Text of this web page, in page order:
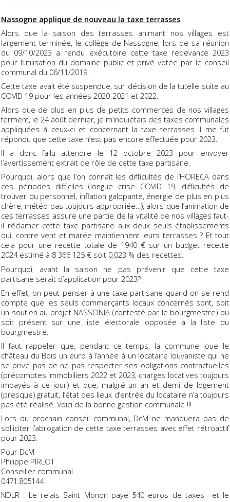
Nassogne applique de nouveau la taxe terrasses
Alors que la saison des terrasses animant nos villages est
largement terminée, le collège de Nassogne, lors de sa réunion
du 09/10/2023 a rendu exécutoire cette taxe redevance 2023
pour l’utilisation du domaine public et privé votée par le conseil
communal du 06/11/2019.
Cette taxe avait été suspendue, sur décision de la tutelle suite au
COVID 19 pour les années 2020-2021 et 2022.
Alors que de plus en plus de petits commerces de nos villages
ferment, le 24 août dernier, je m’inquiétais des taxes communales
appliquées à ceux-ci et concernant la taxe terrasses il me fut
répondu que cette taxe n’est pas encore effectuée pour 2023.
Il a donc fallu attendre le 12 octobre 2023 pour envoyer
l’avertissement extrait de rôle de cette taxe partisane.
Pourquoi, alors que l’on connaît les difficultés de l’HORECA dans
ces périodes difficiles (longue crise COVID 19, difficultés de
trouver du personnel, inflation galopante, énergie de plus en plus
chère, météo pas toujours appropriée…), alors que l’animation de
ces terrasses assure une partie de la vitalité de nos villages faut-
il réclamer cette taxe partisane aux deux seuls établissements
qui, contre vent et marée maintiennent leurs terrasses ? Et tout
cela pour une recette totale de 1940 € sur un budget recette
2024 estimé à 8 366 125 € soit 0,023 % des recettes.
Pourquoi, avant la saison ne pas prévenir que cette taxe
partisane serait d’application pour 2023?
En effet, on peut penser à une taxe partisane quand on se rend
compte que les seuls commerçants locaux concernés sont, soit
un soutien au projet NASSONIA (contesté par le bourgmestre) ou
soit présent sur une liste électorale opposée à la liste du
bourgmestre.
Il faut rappeler que, pendant ce temps, la commune loue le
château du Bois un euro à l’année à un locataire louvaniste qui ne
se prive pas de ne pas respecter ses obligations contractuelles
(précomptes immobiliers 2022 et 2023, charges locatives toujours
impayés à ce jour) et que, malgré un an et demi de logement
(presque) gratuit, l’état des lieux d’entrée du locataire n’a toujours
pas été réalisé. Voici de la bonne gestion communale !!!
Lors du prochain conseil communal, DcM ne manquera pas de
solliciter l’abrogation de cette taxe terrasses avec effet rétroactif
pour 2023.
Pour DcM
Philippe PIRLOT
Conseiller communal
0471.805144
NDLR : Le relais Saint Monon paye 540 euros de taxes et le